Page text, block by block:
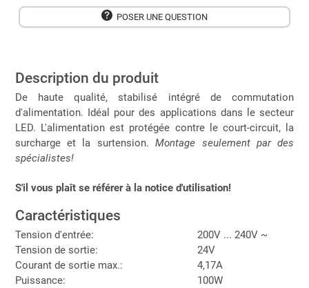
POSER UNE QUESTION
Description du produit
De haute qualité, stabilisé intégré de commutation
d'alimentation. Idéal pour des applications dans le secteur
LED. L'alimentation est protégée contre le court-circuit, la
surcharge et la surtension.Montage seulement par des
spécialistes!
S'il vous plaît se référer à la notice d'utilisation!
Caractéristiques
Tension d'entrée:
200V ... 240V ~
Tension de sortie:
24V
Courant de sortie max.:
4,17A
Puissance:
100W